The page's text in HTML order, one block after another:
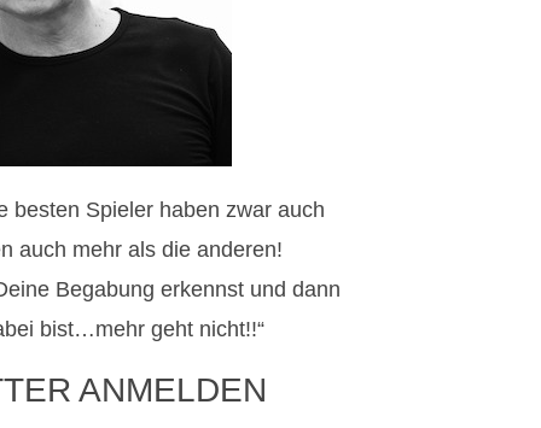
besten Spieler haben zwar auch
auch mehr als die anderen!
Begabung erkennst und dann
bist…mehr geht nicht!!“
ANMELDEN